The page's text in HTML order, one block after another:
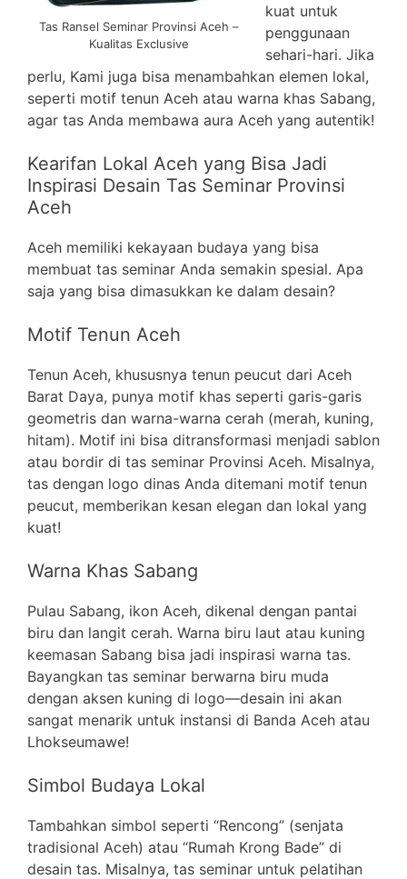
Tas Ransel Seminar Provinsi Aceh –
Kualitas Exclusive
kuat untuk
penggunaan
sehari-hari. Jika
perlu, Kami juga bisa menambahkan elemen lokal,
seperti motif tenun Aceh atau warna khas Sabang,
agar tas Anda membawa aura Aceh yang autentik!
Kearifan Lokal Aceh yang Bisa Jadi
Inspirasi Desain Tas Seminar Provinsi
Aceh
Aceh memiliki kekayaan budaya yang bisa
membuat tas seminar Anda semakin spesial. Apa
saja yang bisa dimasukkan ke dalam desain?
Motif Tenun Aceh
Tenun Aceh, khususnya tenun peucut dari Aceh
Barat Daya, punya motif khas seperti garis-garis
geometris dan warna-warna cerah (merah, kuning,
hitam). Motif ini bisa ditransformasi menjadi sablon
atau bordir di tas seminar Provinsi Aceh. Misalnya,
tas dengan logo dinas Anda ditemani motif tenun
peucut, memberikan kesan elegan dan lokal yang
kuat!
Warna Khas Sabang
Pulau Sabang, ikon Aceh, dikenal dengan pantai
biru dan langit cerah. Warna biru laut atau kuning
keemasan Sabang bisa jadi inspirasi warna tas.
Bayangkan tas seminar berwarna biru muda
dengan aksen kuning di logo—desain ini akan
sangat menarik untuk instansi di Banda Aceh atau
Lhokseumawe!
Simbol Budaya Lokal
Tambahkan simbol seperti “Rencong” (senjata
tradisional Aceh) atau “Rumah Krong Bade” di
desain tas. Misalnya, tas seminar untuk pelatihan